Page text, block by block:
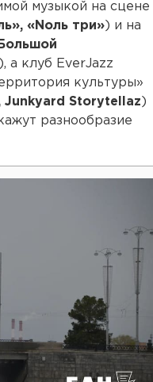
музыкой на сцене
«Nоль три») и на
), а клуб EverJazz
культуры»
Junkyard Storytellaz )
разнообразие